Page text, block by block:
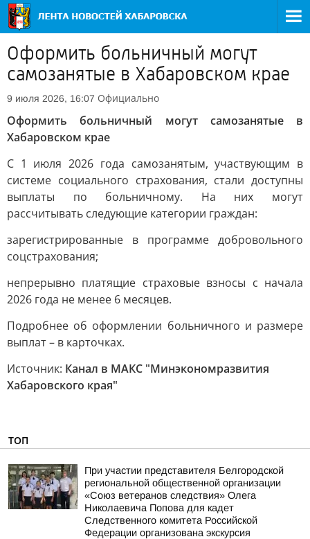
Оформить больничный могут
самозанятые в Хабаровском крае
9 июля 2026, 16:07 Официально
Оформить больничный могут самозанятые в
Хабаровском крае
С 1 июля 2026 года самозанятым, участвующим в
системе социального страхования, стали доступны
выплаты по больничному. На них могут
рассчитывать следующие категории граждан:
зарегистрированные в программе добровольного
соцстрахования;
непрерывно платящие страховые взносы с начала
2026 года не менее 6 месяцев.
Подробнее об оформлении больничного и размере
выплат – в карточках.
Источник: Канал в МАКС "Минэкономразвития
Хабаровского края"
ТОП
При участии представителя Белгородской
региональной общественной организации
«Союз ветеранов следствия» Олега
Николаевича Попова для кадет
Следственного комитета Российской
Федерации организована экскурсия